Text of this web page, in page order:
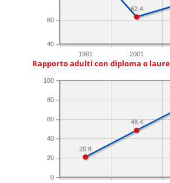
1991 2001
40
60
62.4
Rapporto adulti con diploma o
0
20
40
60
80
100
48.4
20.8